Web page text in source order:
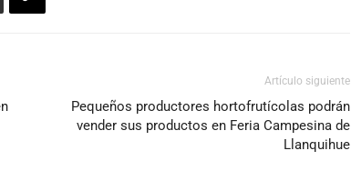
Artículo siguiente
Pequeños productores hortofrutícolas podrán
vender sus productos en Feria Campesina de
Llanquihue